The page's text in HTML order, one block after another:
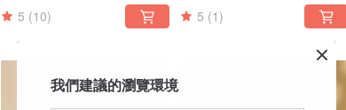
5 (10) 5 (1)
我們建議的瀏覽環境